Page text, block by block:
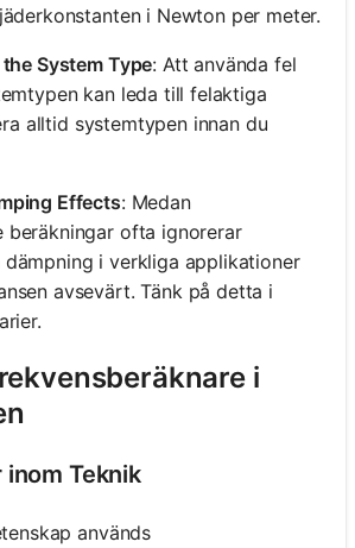
i Newton per meter.
System Type: Att använda fel
kan leda till felaktiga
alltid systemtypen innan du
Effects: Medan
beräkningar ofta ignorerar
dämpning i verkliga applikationer
avsevärt. Tänk på detta i
i
Teknik
används